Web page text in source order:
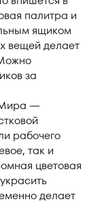
палитра и
ящиком
вещей делает
за
—
рабочего
так и
цветовая
делает